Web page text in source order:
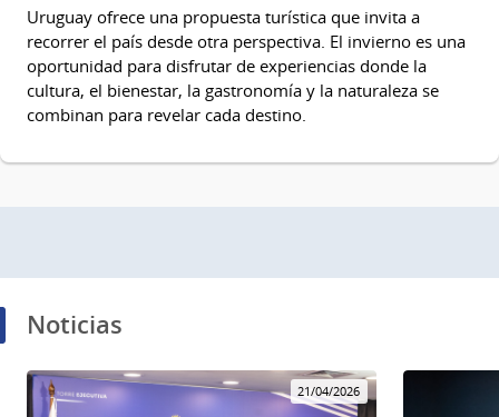
Uruguay ofrece una propuesta turística que invita a
recorrer el país desde otra perspectiva. El invierno es una
oportunidad para disfrutar de experiencias donde la
cultura, el bienestar, la gastronomía y la naturaleza se
combinan para revelar cada destino.
Noticias
21/04/2026